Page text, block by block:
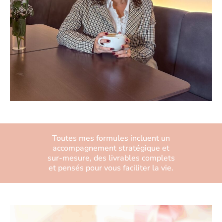
Toutes mes formules incluent un
accompagnement stratégique et
sur-mesure, des livrables complets
et pensés pour vous faciliter la vie.